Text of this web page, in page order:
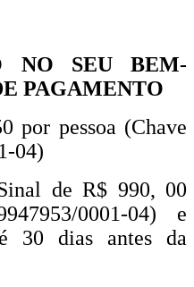
NO SEU BEM-
PAGAMENTO
por pessoa (Chave
04)
de R$ 990, 00
0001-04) e
30 dias antes da